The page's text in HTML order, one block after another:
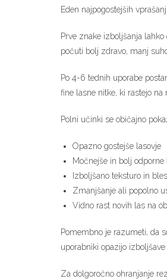
Eden najpogostejših
Prve znake izboljšanja
počuti bolj zdravo, manj
Po 4-6 tednih uporabe
fine lasne nitke, ki rastejo na
Polni učinki se običajno
Opazno gostejše lasovje
Močnejše in bolj odporne
Izboljšano teksturo in
Zmanjšanje ali popolno
Vidno rast novih las na
Pomembno je razumeti, da
uporabniki opazijo
Za dolgoročno ohranjanje